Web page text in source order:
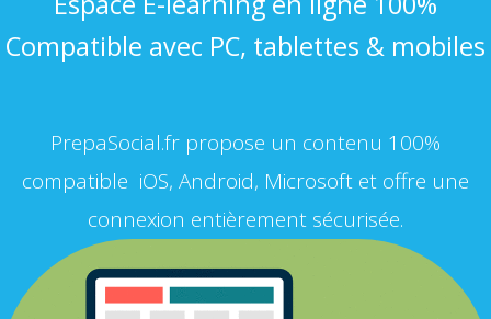
Compatible avec PC, tablettes & mobiles
PrepaSocial.fr propose un contenu 100%
compatible iOS, Android, Microsoft et offre une
connexion entièrement sécurisée.